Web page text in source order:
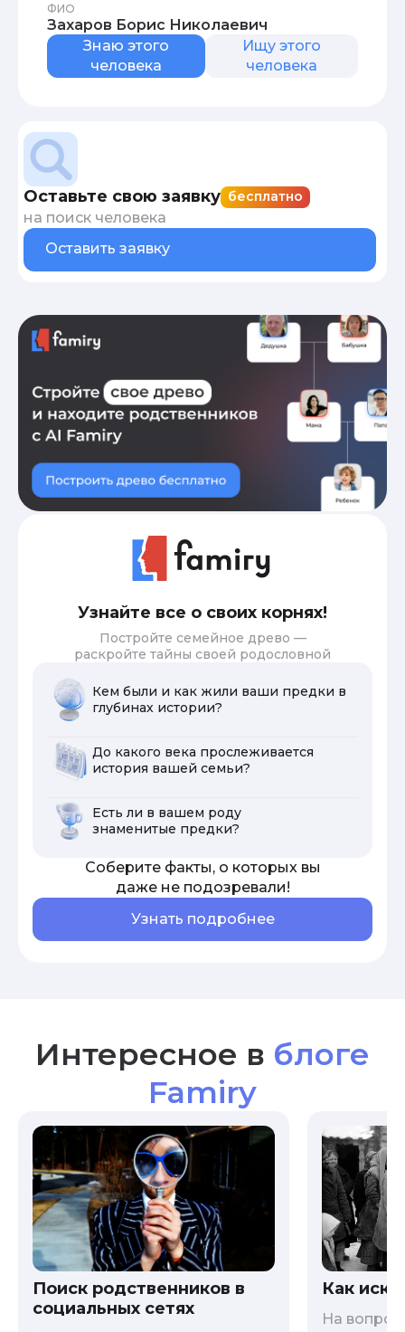
ФИО
Захаров Борис Николаевич
Знаю этого
человека
Ищу этого
человека
Оставьте свою заявку бесплатно
на поиск человека
Оставить заявку
Узнайте все о своих корнях!
Постройте семейное древо —
раскройте тайны своей родословной
Кем были и как жили ваши предки в
глубинах истории?
До какого века прослеживается
история вашей семьи?
Есть ли в вашем роду
знаменитые предки?
Соберите факты, о которых вы
даже не подозревали!
Узнать подробнее
Интересное в блоге
Famiry
Поиск родственников в
социальных сетях
Как
На вопрос